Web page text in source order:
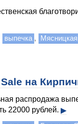
выпечка , Мясницкая
на
распродажа
22000 рублей. ▶